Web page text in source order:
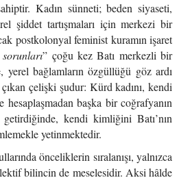
Kadın sünneti; beden siyaseti,
şiddet tartışmaları için merkezi bir
postkolonyal feminist kuramın işaret
” çoğu kez Batı merkezli bir
yerel bağlamların özgüllüğü göz ardı
çelişki şudur: Kürd kadını, kendi
başka bir coğrafyanın
kendi kimliğini Batı’nın
yetinmektedir.
önceliklerin sıralanışı, yalnızca
bilincin de meselesidir. Aksi hâlde